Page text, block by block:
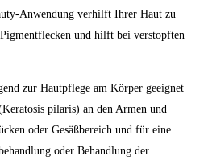
Anwendung verhilft Ihrer Haut zu
und hilft bei verstopften
zur Hautpflege am Körper geeignet
pilaris) an den Armen und
oder Gesäßbereich und für eine
oder Behandlung der